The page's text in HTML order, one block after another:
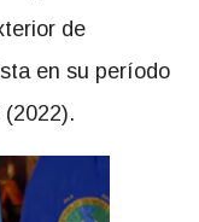
de
en su período